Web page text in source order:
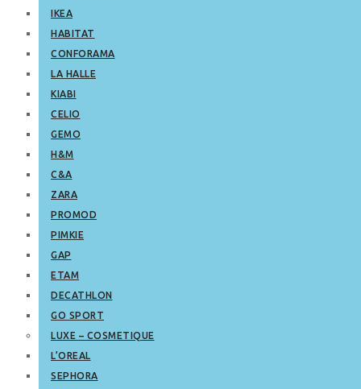
IKEA
HABITAT
CONFORAMA
LA HALLE
KIABI
CELIO
GEMO
H&M
C&A
ZARA
PROMOD
PIMKIE
GAP
ETAM
DECATHLON
GO SPORT
LUXE – COSMETIQUE
L’OREAL
SEPHORA